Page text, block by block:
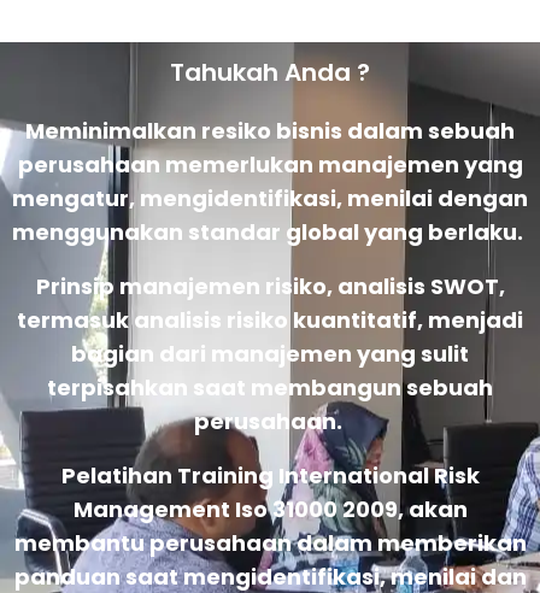
Tahukah Anda ?
Meminimalkan resiko bisnis dalam sebuah
perusahaan memerlukan manajemen yang
mengatur, mengidentifikasi, menilai dengan
menggunakan standar global yang berlaku.
Prinsip manajemen risiko, analisis SWOT,
termasuk analisis risiko kuantitatif, menjadi
bagian dari manajemen yang sulit
terpisahkan saat membangun sebuah
perusahaan.
Pelatihan Training International Risk
Management Iso 31000 2009, akan
membantu perusahaan dalam memberikan
panduan saat mengidentifikasi, menilai dan